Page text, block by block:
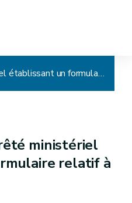
Arrêté ministériel établissant un formulaire relatif à la cession
ministériel
relatif à